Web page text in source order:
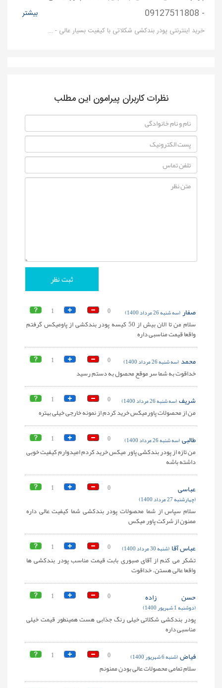
- 09127511808
خرید اینترنتی پودر بندکشی شکلاتی با کیفیت بسیار عالی - شرکت بزرگ پاور میکس تولید کننده انواع پودربندکشی در رنگ های مختلف می باشد.محصول نانو بندکشی پاورمیکس از نظر ساختار فیزیکی کیفیت بالا و قدرت چسبندگی مناسبی دارد .
بیشتر
نظرات کاربران پیرامون این مطلب
1 0 صفار(سه شنبه 26 مرداد 1400)
سلام من تا الان بیش از 50 کیسه پودر بندکشی از پاومیکس گرفتم
واقعا قیمت مناسبی داره
1 0 محمد (سه شنبه 26 مرداد 1400)
خداقوت به شما سر موقع محصول به دستم رسید
1 0 شریف(سه شنبه 26 مرداد 1400)
من از محصولات پاورمیکس خرید کردم از نمونه خارجی خیلی بهتره
1 0 طالبی(سه شنبه 26 مرداد 1400)
من تازه از پودر بندکشی پاور میکس خرید کردم امیدوارم کیفیت خوبی
داشته باشه
1 0 عباسی
(چهارشنبه 27 مرداد 1400)
سلام سپاس از شما محصولات پودر بندکشی شما کیفیت عالی داره
ممنون از شرکت پاور میکس
1 0 عباس آقا (شنبه 30 مرداد 1400)
تشکر می کنم از آقای صبوری بابت قیمت مناسب پودر بندکشی ها
واقعا عالی هستن. خداقوت
1 0 حسن زاده
(دوشنبه 1 شهریور 1400)
پودر بندکشی شکلاتی خیلی رنگ جذابی هست همینطور قیمت خیلی
مناسبی داره
1 0 فیاض(شنبه 6 شهریور 1400)
سلام تمامی محصولات عالی بودن ممنونم